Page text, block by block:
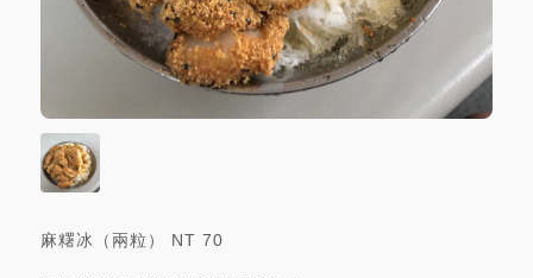
麻糬冰（兩粒） NT 70